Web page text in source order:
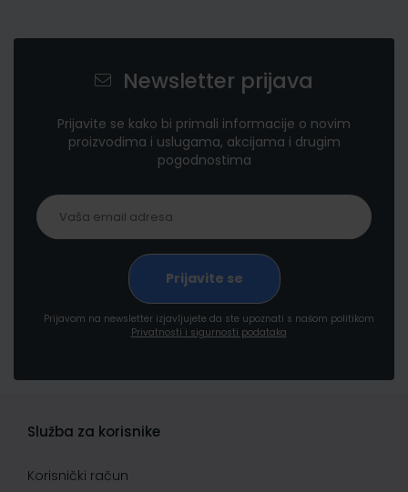
Newsletter prijava
Prijavite se kako bi primali informacije o novim
proizvodima i uslugama, akcijama i drugim
pogodnostima
Prijavom na newsletter izjavljujete da ste upoznati s našom politikom
Privatnosti i sigurnosti podataka
Služba za korisnike
Korisnički račun